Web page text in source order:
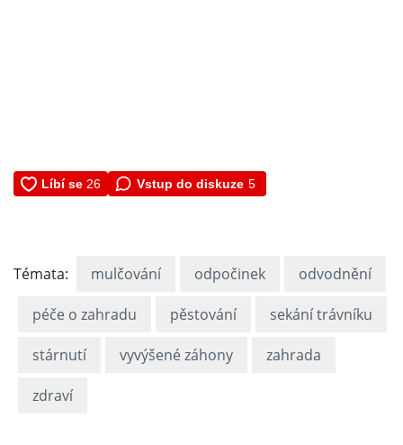
Vstup do diskuze 5
Témata: mulčování odpočinek odvodnění
péče o zahradu pěstování sekání trávníku
stárnutí vyvýšené záhony zahrada
zdraví